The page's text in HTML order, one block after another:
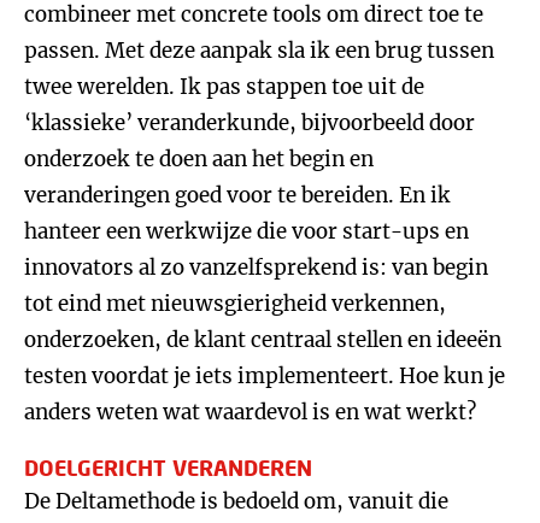
combineer met concrete tools om direct toe te
passen. Met deze aanpak sla ik een brug tussen
twee werelden. Ik pas stappen toe uit de
‘klassieke’ veranderkunde, bijvoorbeeld door
onderzoek te doen aan het begin en
veranderingen goed voor te bereiden. En ik
hanteer een werkwijze die voor start-ups en
innovators al zo vanzelfsprekend is: van begin
tot eind met nieuwsgierigheid verkennen,
onderzoeken, de klant centraal stellen en ideeën
testen voordat je iets implementeert. Hoe kun je
anders weten wat waardevol is en wat werkt?
DOELGERICHT VERANDEREN
De Deltamethode is bedoeld om, vanuit die